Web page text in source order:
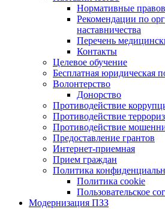
Нормативные
Рекомендации по
наставничества
Перечень
Контакты
Целевое обучение
Бесплатная юридическая
Волонтерство
Донорство
Противодействие
Противодействие
Противодействие
Предоставление грантов
Интернет-приемная
Прием граждан
Политика
Политика cookie
Пользовательское
Модернизация ПЗЗ